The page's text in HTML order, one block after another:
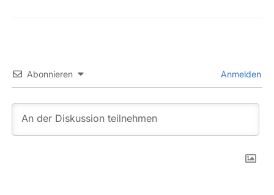
Abonnieren Anmelden